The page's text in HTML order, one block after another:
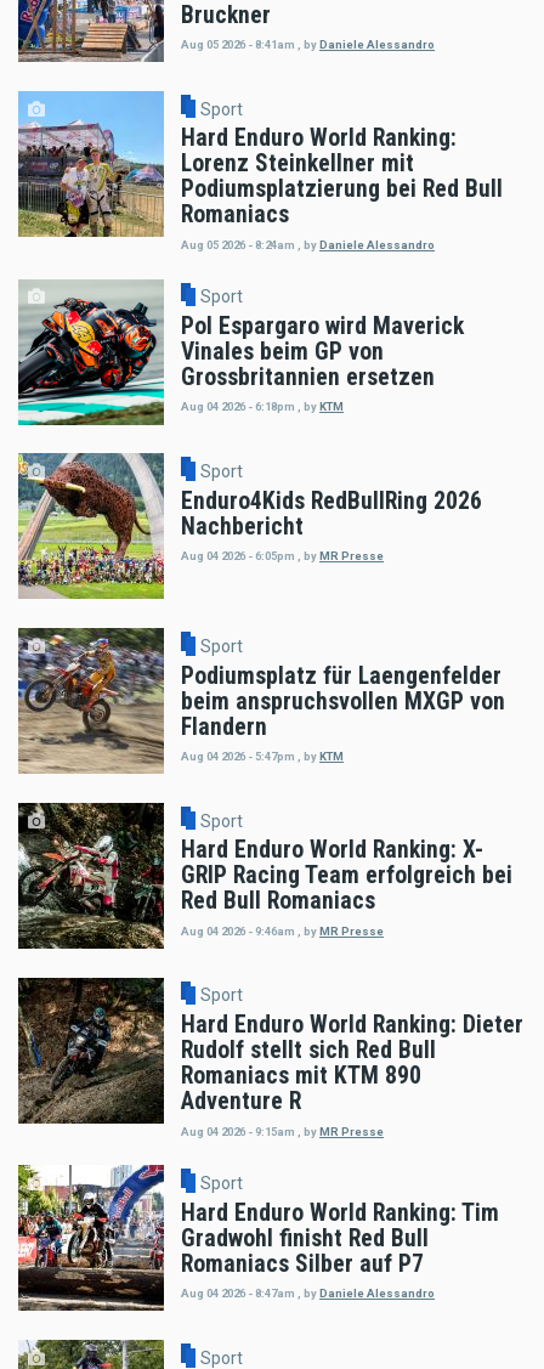
Bruckner
Aug 05 2026 - 8:41am byDaniele Alessandro
Sport
Hard Enduro World Ranking:
Lorenz Steinkellner mit
Podiumsplatzierung bei Red Bull
Romaniacs
Aug 05 2026 - 8:24am byDaniele Alessandro
Sport
Pol Espargaro wird Maverick
Vinales beim GP von
Grossbritannien ersetzen
Aug 04 2026 - 6:18pm , by KTM
Sport
Enduro4Kids RedBullRing 2026
Nachbericht
Aug 04 2026 - 6:05pm , byMR Presse
Sport
Podiumsplatz für Laengenfelder
beim anspruchsvollen MXGP von
Flandern
Aug 04 2026 - 5:47pm byKTM
Sport
Hard Enduro World Ranking: X-
GRIP Racing Team erfolgreich bei
Red Bull Romaniacs
Aug 04 2026 - 9:46am byMR Presse
Sport
Hard Enduro World Ranking: Dieter
Rudolf stellt sich Red Bull
Romaniacs mit KTM 890
Adventure R
Aug 04 2026 - 9:15am byMR Presse
Sport
Hard Enduro World Ranking: Tim
Gradwohl finisht Red Bull
Romaniacs Silber auf P7
Aug 04 2026 - 8:47am , byDaniele Alessandro
Sport